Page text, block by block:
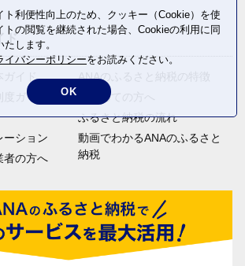
ド
ガイド
ガイド
ーション
者の方へ
ANAのふるさと納税の特徴
はじめての方へ
ふるさと納税の流れ
動画でわかるANAのふるさと
納税
ト利便性向上のため、クッキー（Cookie）を使
トの閲覧を継続された場合、Cookieの利用に同
します。
イバシーポリシーをお読みください。
OK